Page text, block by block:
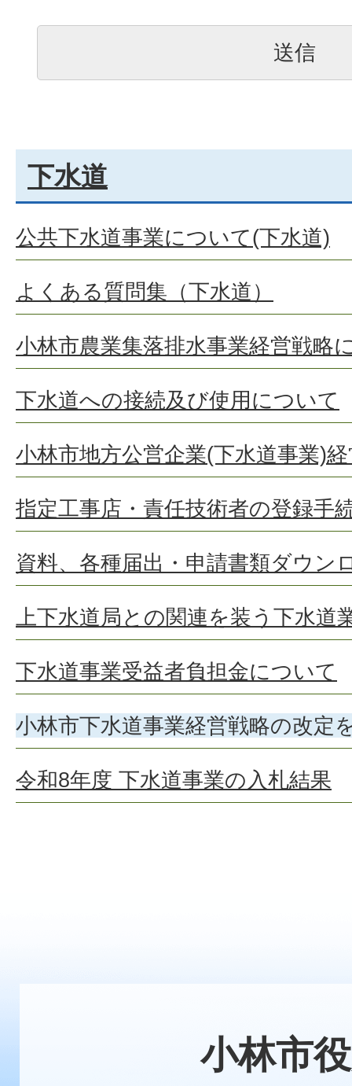
下水道
公共下水道事業について(下水道)
よくある質問集（下水道）
小林市農業集落排水事業経営戦略
下水道への接続及び使用について
小林市地方公営企業(下水道事業)
指定工事店・責任技術者の登録手
資料、各種届出・申請書類ダウン
上下水道局との関連を装う下水
下水道事業受益者負担金について
小林市下水道事業経営戦略の改定
令和8年度 下水道事業の入札結果
小林市